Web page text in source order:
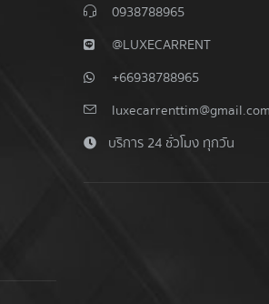
0938788965
@LUXECARRENT
+66938788965
luxecarrenttim@gmail.com
บริการ 24 ชั่วโมง ทุกวัน